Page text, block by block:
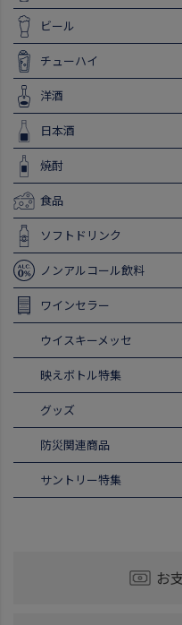
ビール
チューハイ
洋酒
日本酒
焼酎
食品
ソフトドリンク
ノンアルコール飲料
ワインセラー
ウイスキーメッセ
映えボトル特集
グッズ
防災関連商品
サントリー特集
お